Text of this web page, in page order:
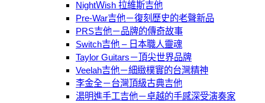
NightＷish 拉維斯吉他
Pre-War吉他－復刻歷史的老聲新品
PRS吉他－品牌的傳奇故事
Switch吉他 – 日本職人靈魂
Taylor Guitars－頂尖世界品牌
Veelah吉他－細緻樸實的台灣精神
李金全－台灣頂級古典吉他
湯明進手工吉他－卓越的手感深受演奏家